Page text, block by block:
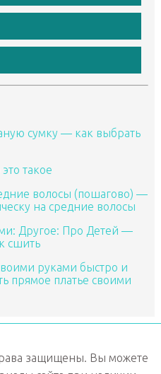
сумку — как выбрать
такое
волосы (пошагово) —
на средние волосы
Другое: Про Детей —
сшить
руками быстро и
прямое платье своими
защищены. Вы можете